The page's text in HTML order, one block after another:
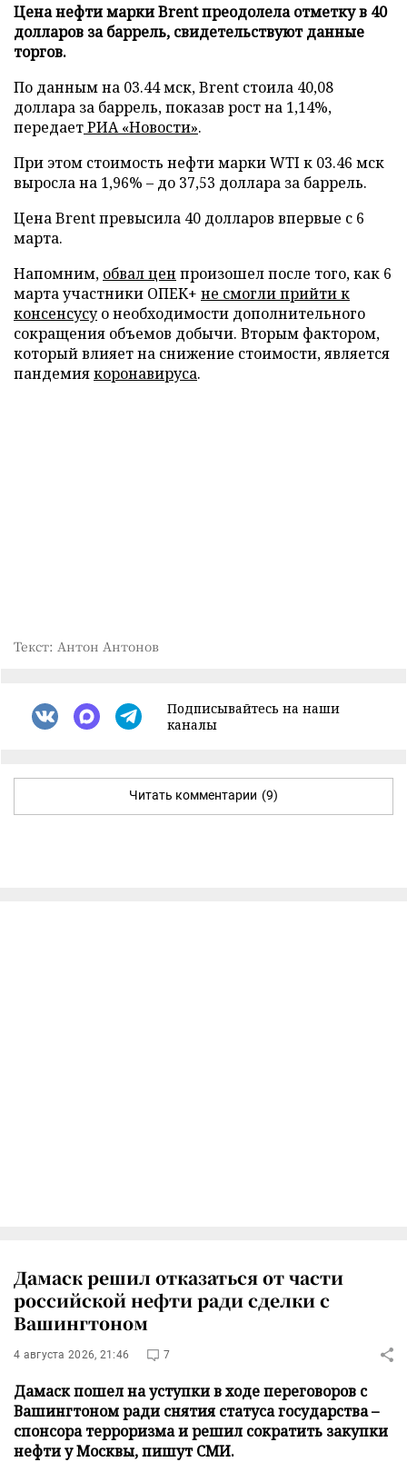
Цена нефти марки Brent преодолела отметку в 40
долларов за баррель, свидетельствуют данные
торгов.
По данным на 03.44 мск, Brent стоила 40,08
доллара за баррель, показав рост на 1,14%,
передаетРИА «Новости».
При этом стоимость нефти марки WTI к 03.46 мск
выросла на 1,96% – до 37,53 доллара за баррель.
Цена Brent превысила 40 долларов впервые с 6
марта.
Напомним, обвал цен произошел после того, как 6
марта участники ОПЕК+ не смогли прийти к
консенсусуо необходимости дополнительного
сокращения объемов добычи. Вторым фактором,
который влияет на снижение стоимости, является
пандемиякоронавируса.
Текст: Антон Антонов
Подписывайтесь на наши
каналы
Читать комментарии (9)
Дамаск решил отказаться от части
российской нефти ради сделки с
Вашингтоном
4 августа 2026, 21:46 7
Дамаск пошел на уступки в ходе переговоров с
Вашингтоном ради снятия статуса государства –
спонсора терроризма и решил сократить закупки
нефти у Москвы, пишут СМИ.